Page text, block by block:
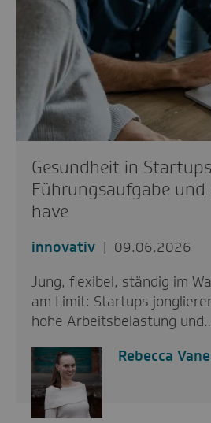
Gesundheit in
Führungsaufgabe
have
innovativ
09.06.2026
Jung, flexibel, ständig im
am Limit: Startups
hohe Arbeitsbelastung
Rebecca